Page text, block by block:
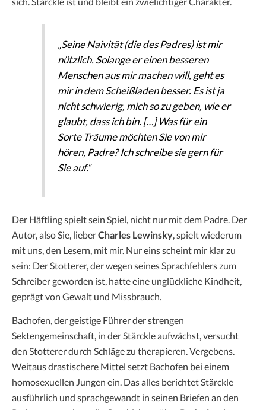
„Seine Naivität (die des Padres) ist mir
nützlich. Solange er einen besseren
Menschen aus mir machen will, geht es
mir in dem Scheißladen besser. Es ist ja
nicht schwierig, mich so zu geben, wie er
glaubt, dass ich bin. […] Was für ein
Sorte Träume möchten Sie von mir
hören, Padre? Ich schreibe sie gern für
Sie auf.“
Der Häftling spielt sein Spiel, nicht nur mit dem Padre. Der
Autor, also Sie, lieberCharles Lewinsky, spielt wiederum
mit uns, den Lesern, mit mir. Nur eins scheint mir klar zu
sein: Der Stotterer, der wegen seines Sprachfehlers zum
Schreiber geworden ist, hatte eine unglückliche Kindheit,
geprägt von Gewalt und Missbrauch.
Bachofen, der geistige Führer der strengen
Sektengemeinschaft, in der Stärckle aufwächst, versucht
den Stotterer durch Schläge zu therapieren. Vergebens.
Weitaus drastischere Mittel setzt Bachofen bei einem
homosexuellen Jungen ein. Das alles berichtet Stärckle
ausführlich und sprachgewandt in seinen Briefen an den